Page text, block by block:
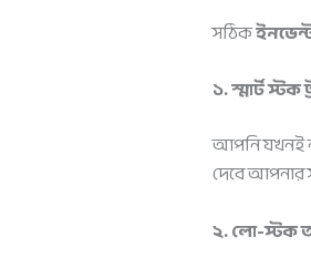
সঠিক
১. স্মার্ট
আপনি যখনই
দেবে আপনার
২. লো-স্টক